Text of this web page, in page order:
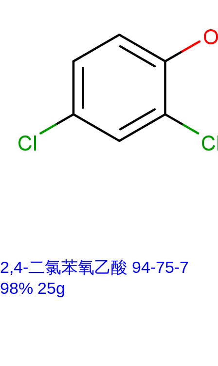
2,4-二氯苯氧乙酸 94-75-7
98% 25g